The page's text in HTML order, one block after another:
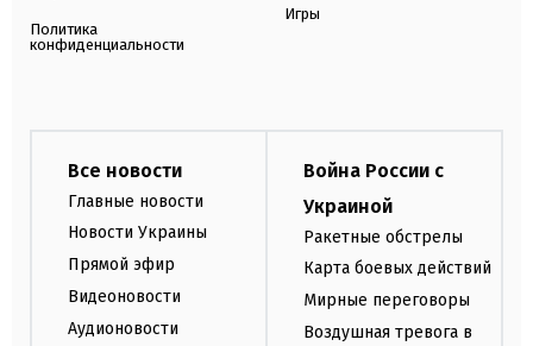
Политика
конфиденциальности
Игры
Все новости
Главные новости
Новости Украины
Прямой эфир
Видеоновости
Аудионовости
Война России с
Украиной
Ракетные обстрелы
Карта боевых действий
Мирные переговоры
Воздушная тревога в